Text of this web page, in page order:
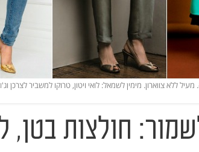
ללא צווארון. מימין לשמאל: לואי ויטון, טרוקו למשביר לצרכן
חולצות בטן,